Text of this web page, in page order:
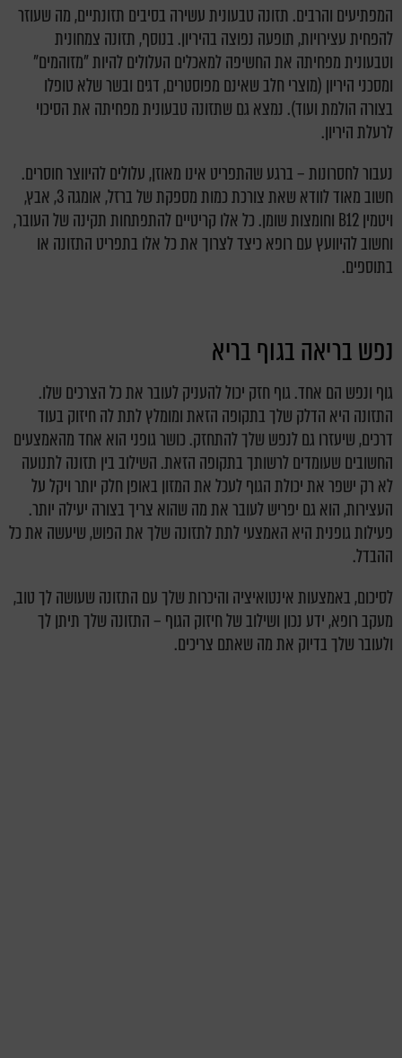
המפתיעים והרבים. תזונה טבעונית עשירה בסיבים תזונתיים, מה שעוזר
להפחית עצירויות, תופעה נפוצה בהיריון. בנוסף, תזונה צמחונית
וטבעונית מפחיתה את החשיפה למאכלים העלולים להיות "מזוהמים"
ומסכני היריון (מוצרי חלב שאינם מפוסטרים, דגים ובשר שלא טופלו
בצורה הולמת ועוד). נמצא גם שתזונה טבעונית מפחיתה את הסיכוי
לרעלת היריון.
נעבור לחסרונות – ברגע שהתפריט אינו מאוזן, עלולים להיווצר חוסרים.
חשוב מאוד לוודא שאת צורכת כמות מספקת של ברזל, אומגה 3, אבץ,
ויטמין B12 וחומצות שומן. כל אלו קריטיים להתפתחות תקינה של העובר,
וחשוב להיוועץ עם רופא כיצד לצרוך את כל אלו בתפריט התזונה או
בתוספים.
נפש בריאה בגוף בריא
גוף ונפש הם אחד. גוף חזק יכול להעניק לעובר את כל הצרכים שלו.
התזונה היא הדלק שלך בתקופה הזאת ומומלץ לתת לה חיזוק בעוד
דרכים, שיעזרו גם לנפש שלך להתחזק. כושר גופני הוא אחד מהאמצעים
החשובים שעומדים לרשותך בתקופה הזאת. השילוב בין תזונה לתנועה
לא רק ישפר את יכולת הגוף לעכל את המזון באופן חלק יותר ויקל על
העצירות, הוא גם יפריש לעובר את מה שהוא צריך בצורה יעילה יותר.
פעילות גופנית היא האמצעי לתת לתזונה שלך את הפוש, שיעשה את כל
ההבדל.
לסיכום, באמצעות אינטואיציה והיכרות שלך עם התזונה שעושה לך טוב,
מעקב רופא, ידע נכון ושילוב של חיזוק הגוף – התזונה שלך תיתן לך
ולעובר שלך בדיוק את מה שאתם צריכים.